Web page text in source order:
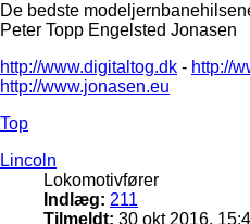
De bedste
Peter Topp Engelsted Jonasen
http://www.digitaltog.dk - http://
http://www.jonasen.eu
Top
Lincoln
Lokomotivfører
Indlæg: 211
Tilmeldt: 30 okt 2016,